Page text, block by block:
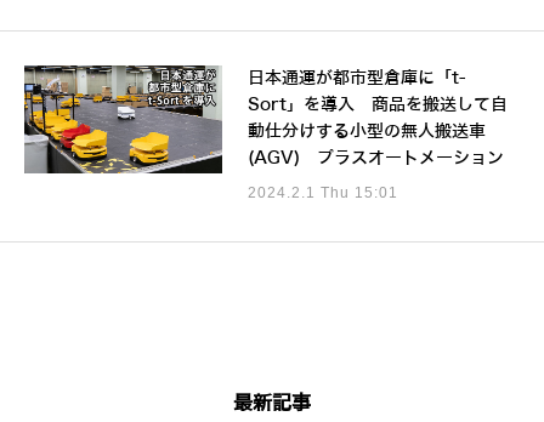
日本通運が都市型倉庫に「t-
Sort」を導入 商品を搬送して自
動仕分けする小型の無人搬送車
(AGV) プラスオートメーション
2024.2.1 Thu 15:01
最新記事